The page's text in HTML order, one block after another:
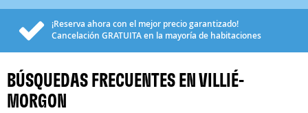
¡Reserva ahora con el mejor precio garantizado!
Cancelación GRATUITAen la mayoría de habitaciones
BÚSQUEDAS FRECUENTES EN VILLIÉ-
MORGON